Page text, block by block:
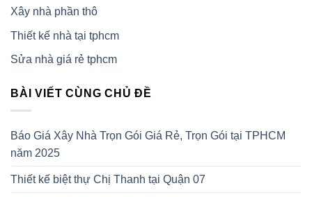
Xây nhà phần thô
Thiết kế nhà tại tphcm
Sửa nhà giá rẻ tphcm
BÀI VIẾT CÙNG CHỦ ĐỀ
Báo Giá Xây Nhà Trọn Gói Giá Rẻ, Trọn Gói tại TPHCM
năm 2025
Thiết kế biệt thự Chị Thanh tại Quận 07